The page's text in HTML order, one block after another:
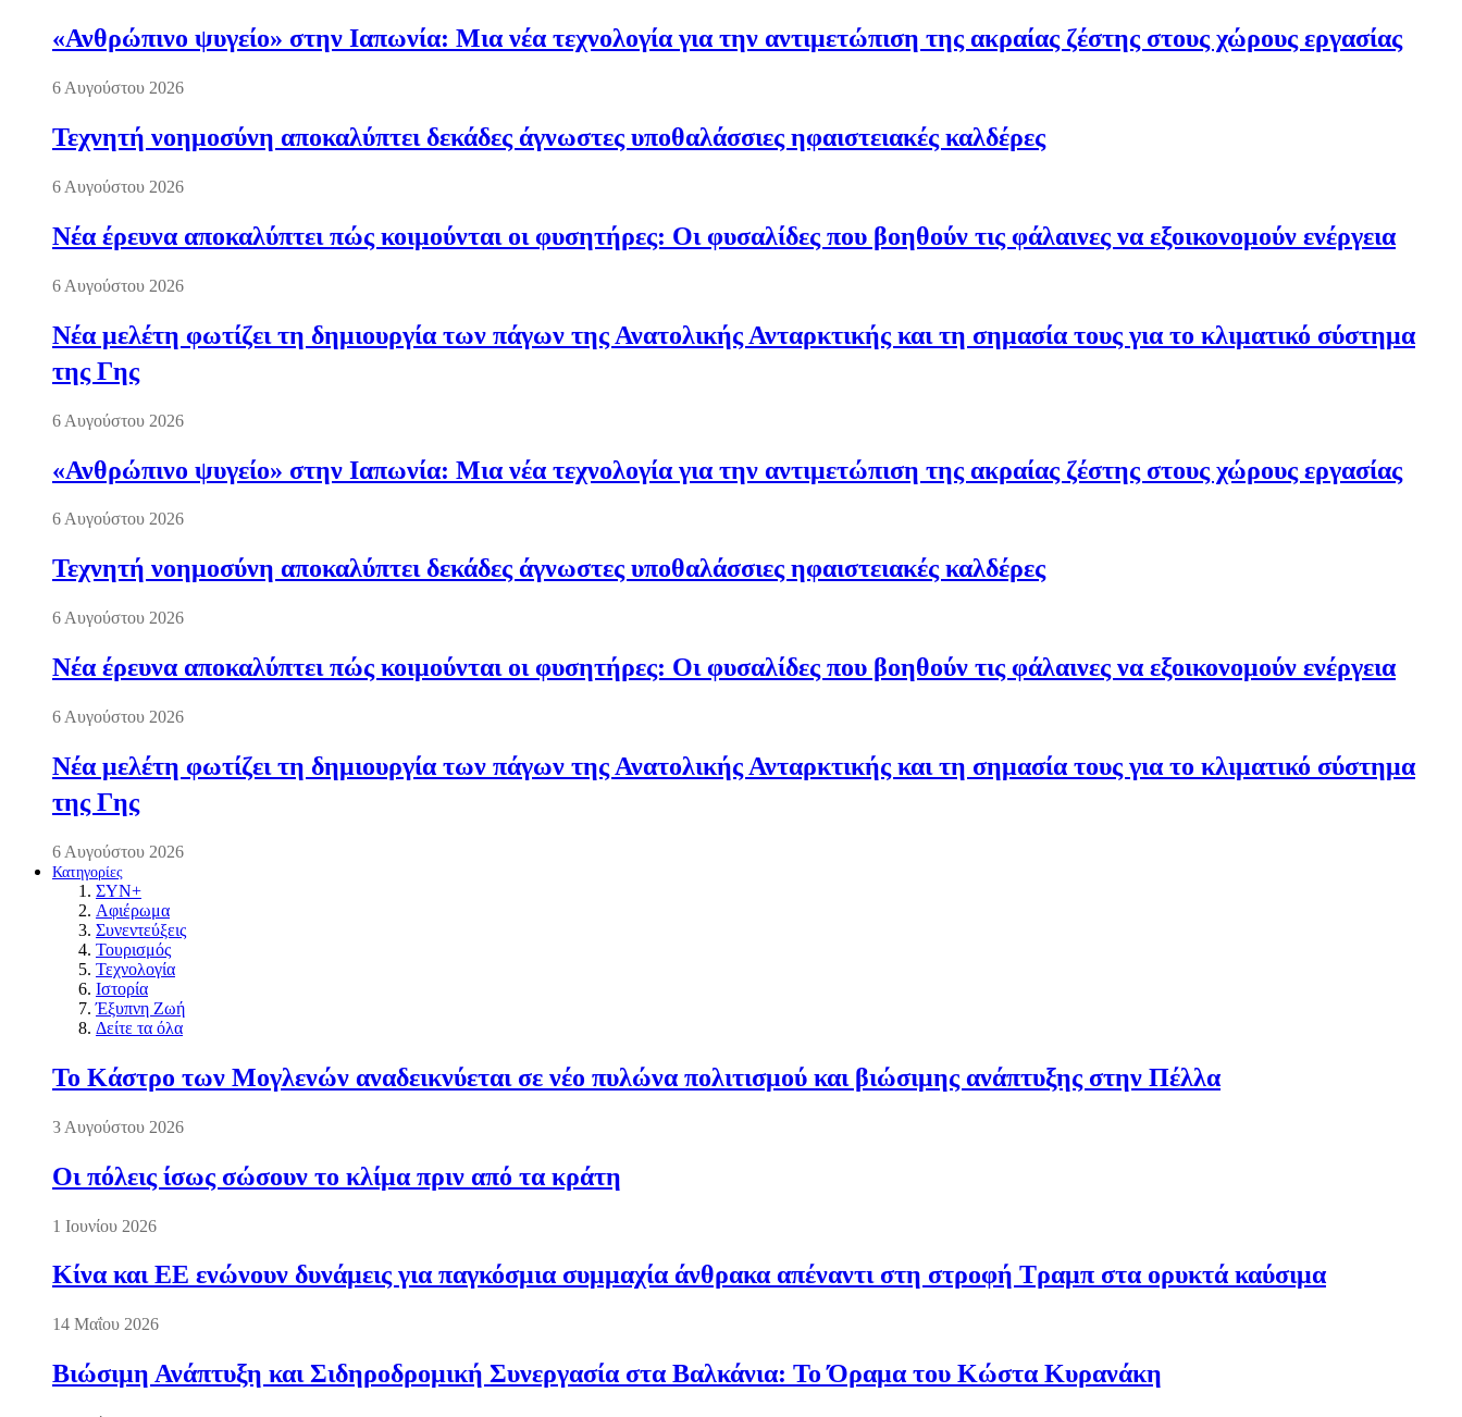
«Ανθρώπινο ψυγείο» στην Ιαπωνία: Μια νέα τεχνολογία για την αντιμετώπιση της ακραίας ζέστης στους χώρους εργασίας
6 Αυγούστου 2026
Τεχνητή νοημοσύνη αποκαλύπτει δεκάδες άγνωστες υποθαλάσσιες ηφαιστειακές καλδέρες
6 Αυγούστου 2026
Νέα έρευνα αποκαλύπτει πώς κοιμούνται οι φυσητήρες: Οι φυσαλίδες που βοηθούν τις φάλαινες να εξοικονομούν ενέργεια
6 Αυγούστου 2026
Νέα μελέτη φωτίζει τη δημιουργία των πάγων της Ανατολικής Ανταρκτικής και τη σημασία τους για το κλιματικό σύστημα
της Γης
6 Αυγούστου 2026
«Ανθρώπινο ψυγείο» στην Ιαπωνία: Μια νέα τεχνολογία για την αντιμετώπιση της ακραίας ζέστης στους χώρους εργασίας
6 Αυγούστου 2026
Τεχνητή νοημοσύνη αποκαλύπτει δεκάδες άγνωστες υποθαλάσσιες ηφαιστειακές καλδέρες
6 Αυγούστου 2026
Νέα έρευνα αποκαλύπτει πώς κοιμούνται οι φυσητήρες: Οι φυσαλίδες που βοηθούν τις φάλαινες να εξοικονομούν ενέργεια
6 Αυγούστου 2026
Νέα μελέτη φωτίζει τη δημιουργία των πάγων της Ανατολικής Ανταρκτικής και τη σημασία τους για το κλιματικό σύστημα
της Γης
6 Αυγούστου 2026
Κατηγορίες
ΣΥΝ+
Αφιέρωμα
Συνεντεύξεις
Τουρισμός
Τεχνολογία
Ιστορία
Έξυπνη Ζωή
Δείτε τα όλα
Το Κάστρο των Μογλενών αναδεικνύεται σε νέο πυλώνα πολιτισμού και βιώσιμης ανάπτυξης στην Πέλλα
3 Αυγούστου 2026
Οι πόλεις ίσως σώσουν το κλίμα πριν από τα κράτη
1 Ιουνίου 2026
Κίνα και ΕΕ ενώνουν δυνάμεις για παγκόσμια συμμαχία άνθρακα απέναντι στη στροφή Τραμπ στα ορυκτά καύσιμα
14 Μαΐου 2026
Βιώσιμη Ανάπτυξη και Σιδηροδρομική Συνεργασία στα Βαλκάνια: Το Όραμα του Κώστα Κυρανάκη